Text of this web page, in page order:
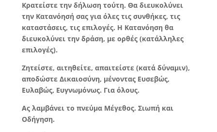
Κρατείστε την δήλωση τούτη. Θα διευκολύνει
την Κατανόησή σας για όλες τις συνθήκες, τις
καταστάσεις, τις επιλογές. Η Κατανόηση θα
διευκολύνει την δράση, με ορθές (κατάλληλες
επιλογές).
Ζητείστε, αιτηθείτε, απαιτείστε (κατά δύναμιν),
αποδώστε Δικαιοσύνη, μένοντας Ευσεβώς,
Ευλαβώς, Ευγνωμόνως. Για όλους.
Ας λαμβάνει το πνεύμα Μέγεθος. Σιωπή και
Οδήγηση.